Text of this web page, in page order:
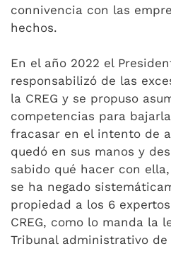
connivencia con las
hechos.
En el año 2022 el
responsabilizó de las
la CREG y se propuso
competencias para
fracasar en el intento de
quedó en sus manos y
sabido qué hacer con
se ha negado
propiedad a los 6
CREG, como lo manda la
Tribunal administrativo de